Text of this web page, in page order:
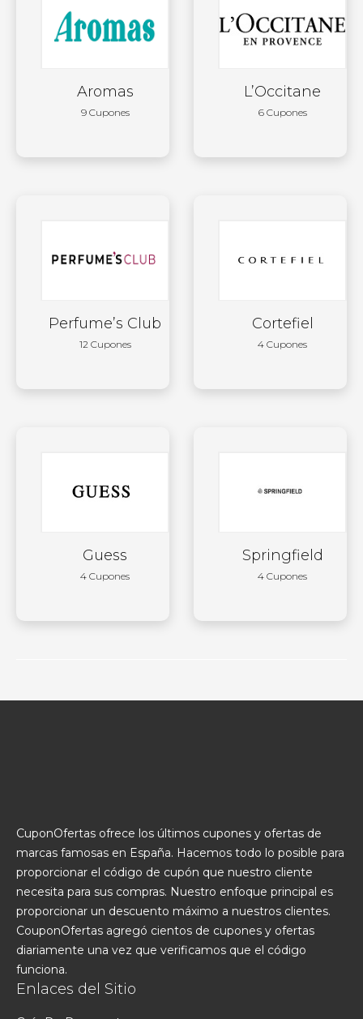
Aromas
9 Cupones
L’Occitane
6 Cupones
Perfume’s Club
12 Cupones
Cortefiel
4 Cupones
Guess
4 Cupones
Springfield
4 Cupones
CuponOfertas ofrece los últimos cupones y ofertas de
marcas famosas en España. Hacemos todo lo posible para
proporcionar el código de cupón que nuestro cliente
necesita para sus compras. Nuestro enfoque principal es
proporcionar un descuento máximo a nuestros clientes.
CouponOfertas agregó cientos de cupones y ofertas
diariamente una vez que verificamos que el código
funciona.
Enlaces del Sitio